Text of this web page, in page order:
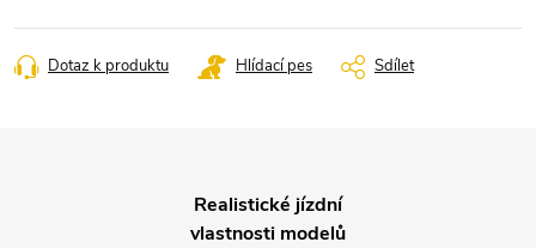
Dotaz k produktu Hlídací pes Sdílet
Realistické jízdní
vlastnosti modelů